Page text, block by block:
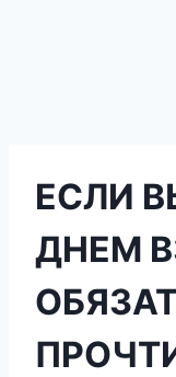
ЕСЛИ
ДНЕМ